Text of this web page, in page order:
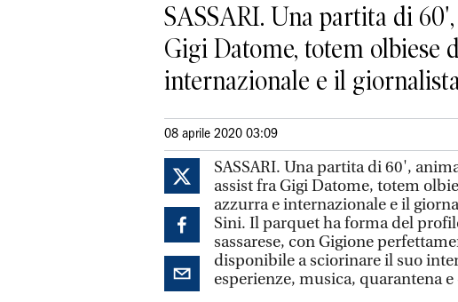
SASSARI. Una partita di
Gigi Datome, totem olbiese
internazionale e il
08 aprile 2020 03:09
SASSARI. Una partita di 60',
assist fra Gigi Datome, totem
azzurra e internazionale e il
Sini. Il parquet ha forma del
sassarese, con Gigione
disponibile a sciorinare il suo
esperienze, musica, quarantena